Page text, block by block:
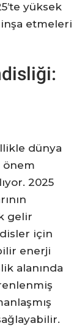
yüksek
etmeleri
dünya
önem
2025
gelir
için
enerji
alanında